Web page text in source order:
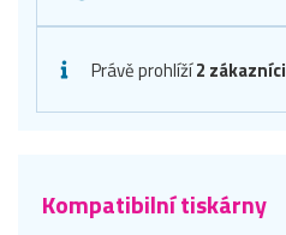
Právě prohlíží2 zákazníci
Kompatibilní tiskárny